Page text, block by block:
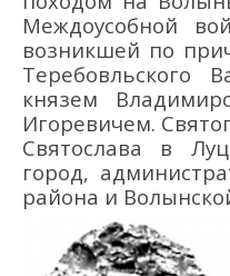
Междоусобной
возникшей по
Теребовльского
князем
Игоревичем.
Святослава в
город,
района и